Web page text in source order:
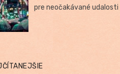
pre neočakávané udalosti